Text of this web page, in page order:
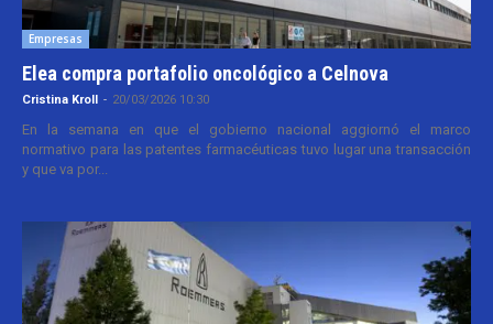
Empresas
Elea compra portafolio oncológico a Celnova
Cristina Kroll - 20/03/2026 10:30
En la semana en que el gobierno nacional aggiornó el marco
normativo para las patentes farmacéuticas tuvo lugar una transacción
y que va por...